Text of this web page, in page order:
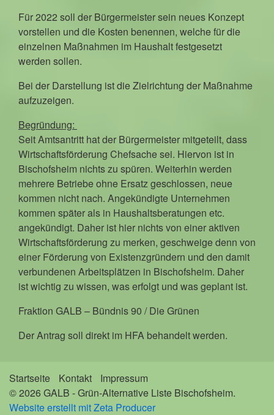
Für 2022 soll der Bürgermeister sein neues Konzept
vorstellen und die Kosten benennen, welche für die
einzelnen Maßnahmen im Haushalt festgesetzt
werden sollen.
Bei der Darstellung ist die Zielrichtung der Maßnahme
aufzuzeigen.
Begründung:
Seit Amtsantritt hat der Bürgermeister mitgeteilt, dass
Wirtschaftsförderung Chefsache sei. Hiervon ist in
Bischofsheim nichts zu spüren. Weiterhin werden
mehrere Betriebe ohne Ersatz geschlossen, neue
kommen nicht nach. Angekündigte Unternehmen
kommen später als in Haushaltsberatungen etc.
angekündigt. Daher ist hier nichts von einer aktiven
Wirtschaftsförderung zu merken, geschweige denn von
einer Förderung von Existenzgründern und den damit
verbundenen Arbeitsplätzen in Bischofsheim. Daher
ist wichtig zu wissen, was erfolgt und was geplant ist.
Fraktion GALB – Bündnis 90 / Die Grünen
Der Antrag soll direkt im HFA behandelt werden.
Startseite Kontakt
Impressum
© 2026 GALB - Grün-Alternative Liste Bischofsheim.
Website erstellt mit Zeta Producer